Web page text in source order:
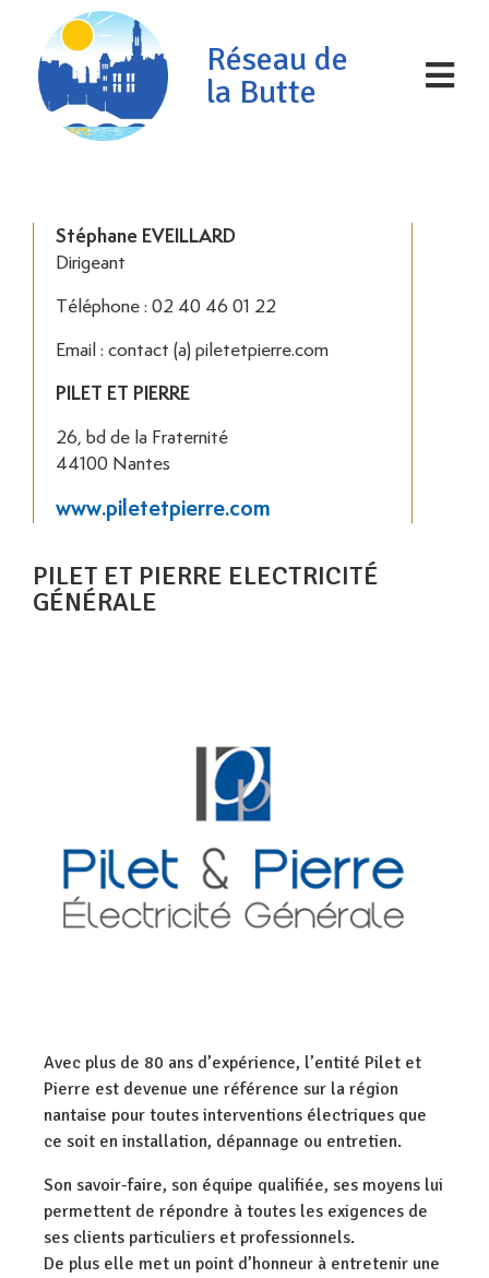
Réseau de
la Butte
Stéphane EVEILLARD
Dirigeant
Téléphone : 02 40 46 01 22
Email : contact (a) piletetpierre.com
PILET ET PIERRE
26, bd de la Fraternité
44100 Nantes
www.piletetpierre.com
PILET ET PIERRE ELECTRICITÉ
GÉNÉRALE
Avec plus de 80 ans d’expérience, l’entité Pilet et
Pierre est devenue une référence sur la région
nantaise pour toutes interventions électriques que
ce soit en installation, dépannage ou entretien.
Son savoir-faire, son équipe qualifiée, ses moyens lui
permettent de répondre à toutes les exigences de
ses clients particuliers et professionnels.
De plus elle met un point d’honneur à entretenir une